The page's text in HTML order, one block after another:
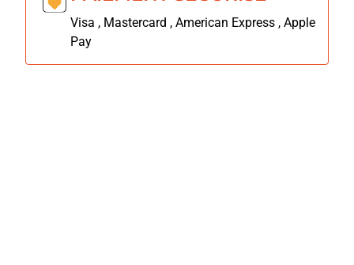
Visa , Mastercard , American Express , Apple
Pay